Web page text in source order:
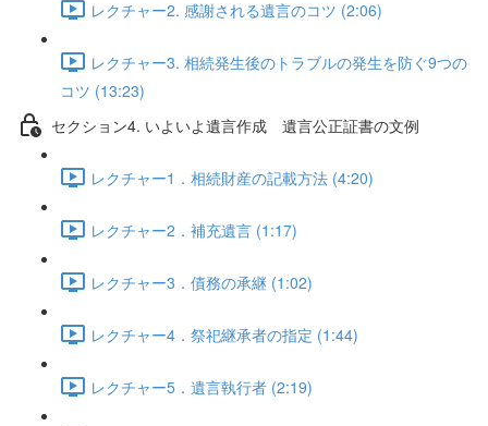
レクチャー2. 感謝される遺言のコツ (2:06)
レクチャー3. 相続発生後のトラブルの発生を防ぐ9つの
コツ (13:23)
セクション4. いよいよ遺言作成 遺言公正証書の文例
レクチャー1．相続財産の記載方法 (4:20)
レクチャー2．補充遺言 (1:17)
レクチャー3．債務の承継 (1:02)
レクチャー4．祭祀継承者の指定 (1:44)
レクチャー5．遺言執行者 (2:19)